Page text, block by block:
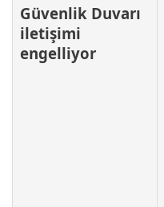
Güvenlik Duvarı
iletişimi
engelliyor